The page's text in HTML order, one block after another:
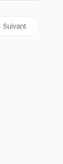
Article suivant :
Suivant